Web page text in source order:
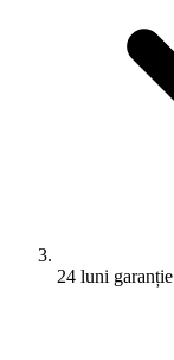
24 luni garanție